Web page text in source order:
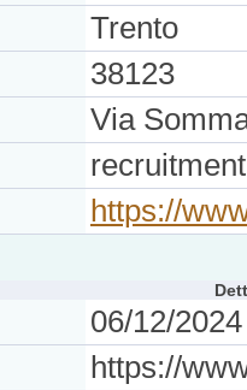
Trento
38123
Via
https://
06/12/
https://